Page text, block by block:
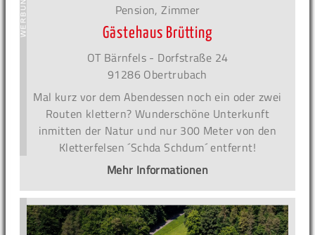
Pension, Zimmer
Gästehaus Brütting
OT Bärnfels - Dorfstraße 24
91286 Obertrubach
Mal kurz vor dem Abendessen noch ein oder zwei
Routen klettern? Wunderschöne Unterkunft
inmitten der Natur und nur 300 Meter von den
Kletterfelsen ´Schda Schdum´ entfernt!
Mehr Informationen